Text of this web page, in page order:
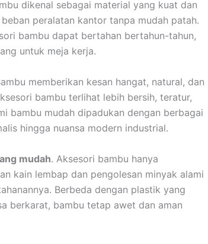
dikenal sebagai material yang kuat dan
peralatan kantor tanpa mudah patah.
bambu dapat bertahan bertahun-tahun,
untuk meja kerja.
memberikan kesan hangat, natural, dan
bambu terlihat lebih bersih, teratur,
bambu mudah dipadukan dengan berbagai
hingga nuansa modern industrial.
mudah. Aksesori bambu hanya
kain lembap dan pengolesan minyak alami
Berbeda dengan plastik yang
berkarat, bambu tetap awet dan aman